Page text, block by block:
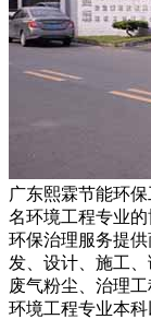
广东熙霖节能环
名环境工程专业
环保治理服务提
发、设计、施工
废气粉尘、治理
环境工程专业本